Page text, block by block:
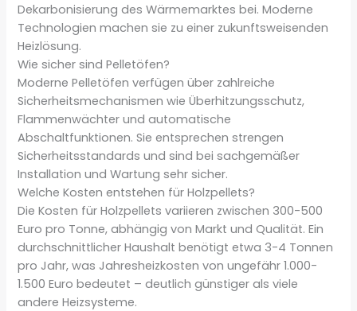
Dekarbonisierung des Wärmemarktes bei. Moderne
Technologien machen sie zu einer zukunftsweisenden
Heizlösung.
Wie sicher sind Pelletöfen?
Moderne Pelletöfen verfügen über zahlreiche
Sicherheitsmechanismen wie Überhitzungsschutz,
Flammenwächter und automatische
Abschaltfunktionen. Sie entsprechen strengen
Sicherheitsstandards und sind bei sachgemäßer
Installation und Wartung sehr sicher.
Welche Kosten entstehen für Holzpellets?
Die Kosten für Holzpellets variieren zwischen 300-500
Euro pro Tonne, abhängig von Markt und Qualität. Ein
durchschnittlicher Haushalt benötigt etwa 3-4 Tonnen
pro Jahr, was Jahresheizkosten von ungefähr 1.000-
1.500 Euro bedeutet – deutlich günstiger als viele
andere Heizsysteme.